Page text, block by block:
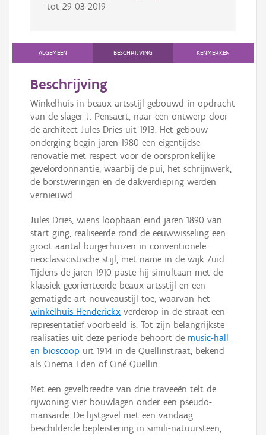
tot 29-03-2019
ALGEMEEN BESCHRIJVING KENMERKEN
Beschrijving
Winkelhuis in beaux-artsstijl gebouwd in opdracht
van de slager J. Pensaert, naar een ontwerp door
de architect Jules Dries uit 1913. Het gebouw
onderging begin jaren 1980 een eigentijdse
renovatie met respect voor de oorspronkelijke
gevelordonnantie, waarbij de pui, het schrijnwerk,
de borstweringen en de dakverdieping werden
vernieuwd.
Jules Dries, wiens loopbaan eind jaren 1890 van
start ging, realiseerde rond de eeuwwisseling een
groot aantal burgerhuizen in conventionele
neoclassicistische stijl, met name in de wijk Zuid.
Tijdens de jaren 1910 paste hij simultaan met de
klassiek georiënteerde beaux-artsstijl en een
gematigde art-nouveaustijl toe, waarvan het
winkelhuis Henderickx verderop in de straat een
representatief voorbeeld is. Tot zijn belangrijkste
realisaties uit deze periode behoort de music-hall
en bioscoop uit 1914 in de Quellinstraat, bekend
als Cinema Eden of Ciné Quellin.
Met een gevelbreedte van drie traveeën telt de
rijwoning vier bouwlagen onder een pseudo-
mansarde. De lijstgevel met een vandaag
beschilderde bepleistering in simili-natuursteen,